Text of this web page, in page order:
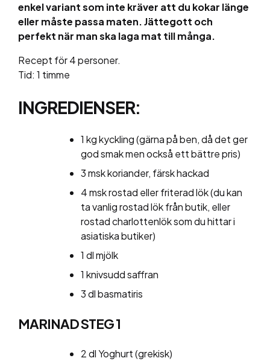
enkel variant som inte kräver att du kokar länge
eller måste passa maten. Jättegott och
perfekt när man ska laga mat till många.
Recept för 4 personer.
Tid: 1 timme
INGREDIENSER:
1 kg kyckling (gärna på ben, då det ger
god smak men också ett bättre pris)
3 msk koriander, färsk hackad
4 msk rostad eller friterad lök (du kan
ta vanlig rostad lök från butik, eller
rostad charlottenlök som du hittar i
asiatiska butiker)
1 dl mjölk
1 knivsudd saffran
3 dl basmatiris
MARINAD STEG 1
2 dl Yoghurt (grekisk)